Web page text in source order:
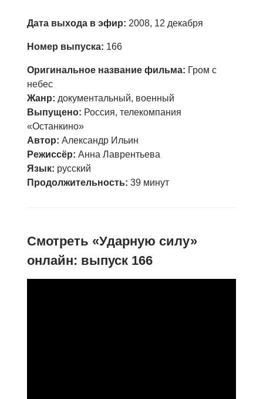
Дата выхода в эфир: 2008, 12 декабря
Номер выпуска: 166
Оригинальное название фильма: Гром с
небес
Жанр: документальный, военный
Выпущено: Россия, телекомпания
«Останкино»
Автор: Александр Ильин
Режиссёр: Анна Лаврентьева
Язык: русский
Продолжительность: 39 минут
Смотреть «Ударную силу»
онлайн: выпуск 166